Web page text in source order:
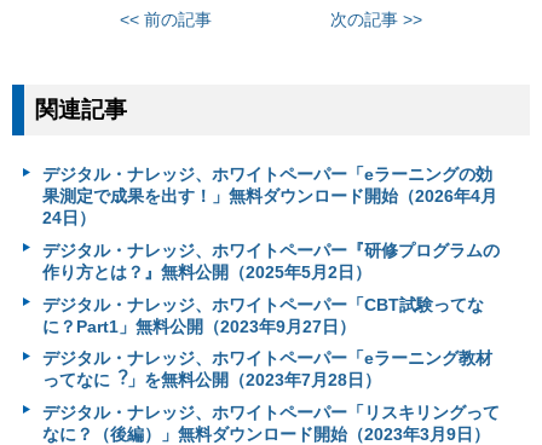
<< 前の記事 次の記事 >>
関連記事
デジタル・ナレッジ、ホワイトペーパー「eラーニングの効
果測定で成果を出す！」無料ダウンロード開始（2026年4月
24日）
デジタル・ナレッジ、ホワイトペーパー『研修プログラムの
作り方とは？』無料公開（2025年5月2日）
デジタル・ナレッジ、ホワイトペーパー「CBT試験ってな
に？Part1」無料公開（2023年9月27日）
デジタル・ナレッジ、ホワイトペーパー「eラーニング教材
ってなに︖」を無料公開（2023年7月28日）
デジタル・ナレッジ、ホワイトペーパー「リスキリングって
なに？（後編）」無料ダウンロード開始（2023年3月9日）